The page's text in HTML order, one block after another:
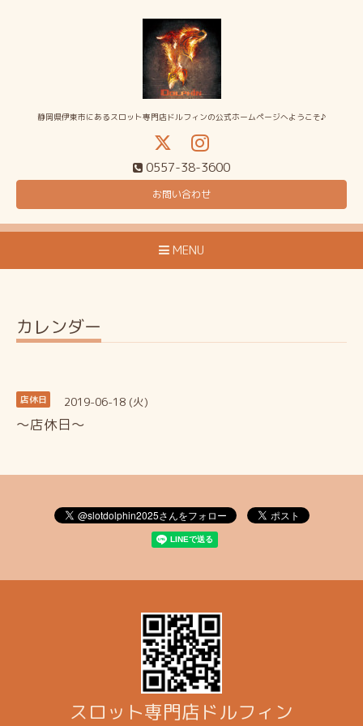
静岡県伊東市にあるスロット専門店ドルフィンの公式ホームページへようこそ♪
0557-38-3600
お問い合わせ
MENU
カレンダー
店休日 2019-06-18 (火)
～店休日～
スロット専門店ドルフィン